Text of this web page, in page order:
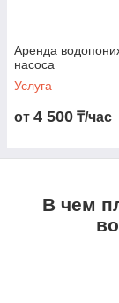
Аренда
насоса
Услуга
от 4 500 ₸/час
В чем